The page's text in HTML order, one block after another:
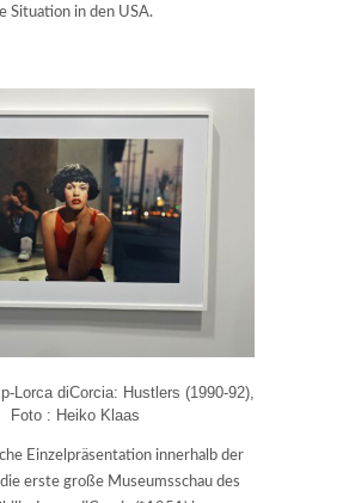
Situation in den USA.
Lorca diCorcia: Hustlers (1990-92),
Foto : Heiko Klaas
Einzelpräsentation innerhalb der
erste große Museumsschau des